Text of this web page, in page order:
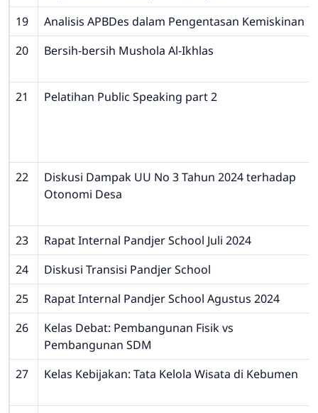
19
Analisis APBDes dalam Pengentasan Kemiskinan
20
Bersih-bersih Mushola Al-Ikhlas
21 Pelatihan Public Speaking part 2
22
Diskusi Dampak UU No 3 Tahun 2024 terhadap
Otonomi Desa
23
Rapat Internal Pandjer School Juli 2024
24
Diskusi Transisi Pandjer School
25
Rapat Internal Pandjer School Agustus 2024
26
Kelas Debat: Pembangunan Fisik vs
Pembangunan SDM
27
Kelas Kebijakan: Tata Kelola Wisata di Kebumen